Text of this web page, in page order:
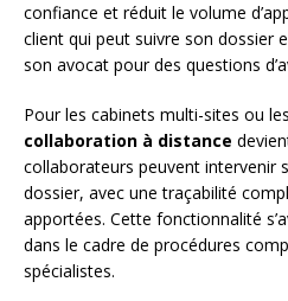
confiance et réduit le volume
client qui peut suivre son dossier
son avocat pour des questions
Pour les cabinets multi-sites ou
collaboration à distance
collaborateurs peuvent intervenir
dossier, avec une traçabilité
apportées. Cette fonctionnalité
dans le cadre de procédures
spécialistes.